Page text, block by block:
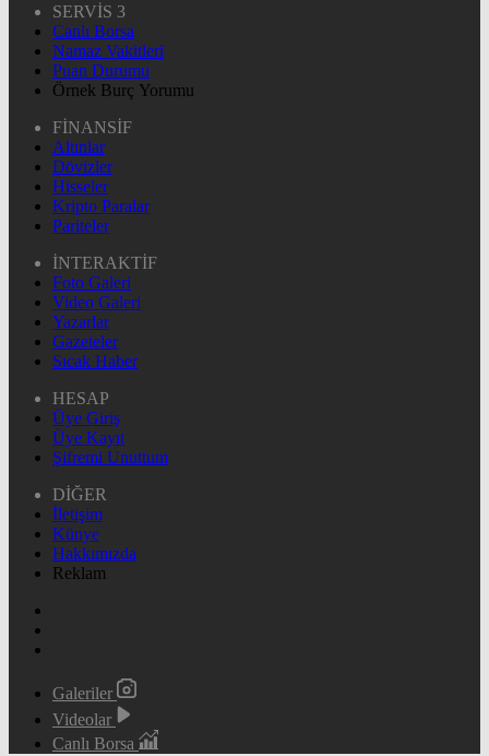
SERVİS 3
Canlı Borsa
Namaz Vakitleri
Puan Durumu
Örnek Burç Yorumu
FİNANSİF
Altınlar
Dövizler
Hisseler
Kripto Paralar
Pariteler
İNTERAKTİF
Foto Galeri
Video Galeri
Yazarlar
Gazeteler
Sıcak Haber
HESAP
Üye Giriş
Üye Kayıt
Şifremi Unuttum
DİĞER
İletişim
Künye
Hakkımızda
Reklam
Galeriler
Videolar
Canlı Borsa